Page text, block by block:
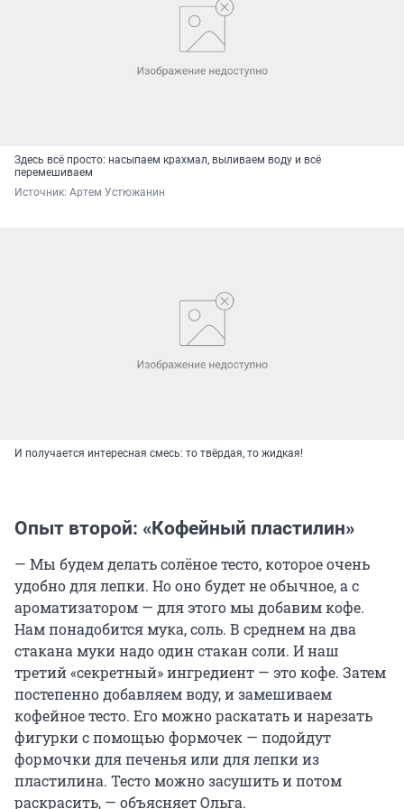
Здесь всё просто: насыпаем крахмал, выливаем воду и всё
перемешиваем
Источник: Артем Устюжанин
И получается интересная смесь: то твёрдая, то жидкая!
Опыт второй: «Кофейный пластилин»
— Мы будем делать солёное тесто, которое очень
удобно для лепки. Но оно будет не обычное, а с
ароматизатором — для этого мы добавим кофе.
Нам понадобится мука, соль. В среднем на два
стакана муки надо один стакан соли. И наш
третий «секретный» ингредиент — это кофе. Затем
постепенно добавляем воду, и замешиваем
кофейное тесто. Его можно раскатать и нарезать
фигурки с помощью формочек — подойдут
формочки для печенья или для лепки из
пластилина. Тесто можно засушить и потом
раскрасить, — объясняет Ольга.